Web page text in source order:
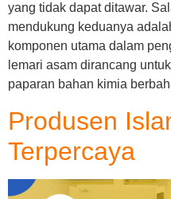
yang tidak dapat ditawar.
mendukung keduanya
komponen utama dalam
lemari asam dirancang
paparan bahan kimia
Produsen
Terpercaya